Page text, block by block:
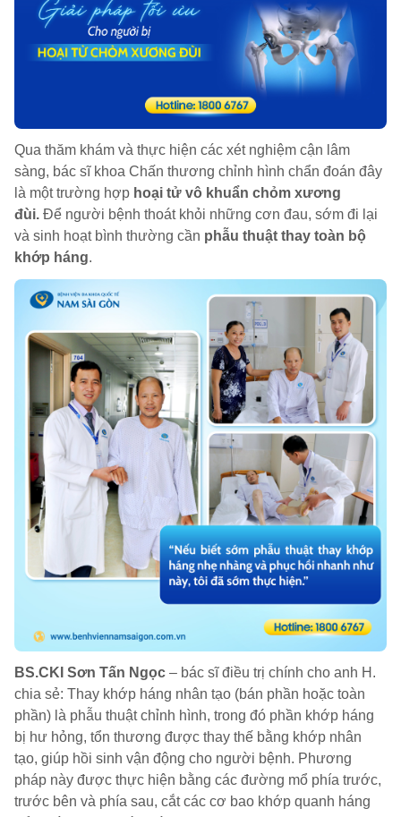
Qua thăm khám và thực hiện các xét nghiệm cận lâm
sàng, bác sĩ khoa Chấn thương chỉnh hình chẩn đoán đây
là một trường hợp hoại tử vô khuẩn chỏm xương
đùi. Để người bệnh thoát khỏi những cơn đau, sớm đi lại
và sinh hoạt bình thường cần phẫu thuật thay toàn bộ
khớp háng.
BS.CKI Sơn Tấn Ngọc – bác sĩ điều trị chính cho anh H.
chia sẻ: Thay khớp háng nhân tạo (bán phần hoặc toàn
phần) là phẫu thuật chỉnh hình, trong đó phần khớp háng
bị hư hỏng, tổn thương được thay thế bằng khớp nhân
tạo, giúp hồi sinh vận động cho người bệnh. Phương
pháp này được thực hiện bằng các đường mổ phía trước,
trước bên và phía sau, cắt các cơ bao khớp quanh háng